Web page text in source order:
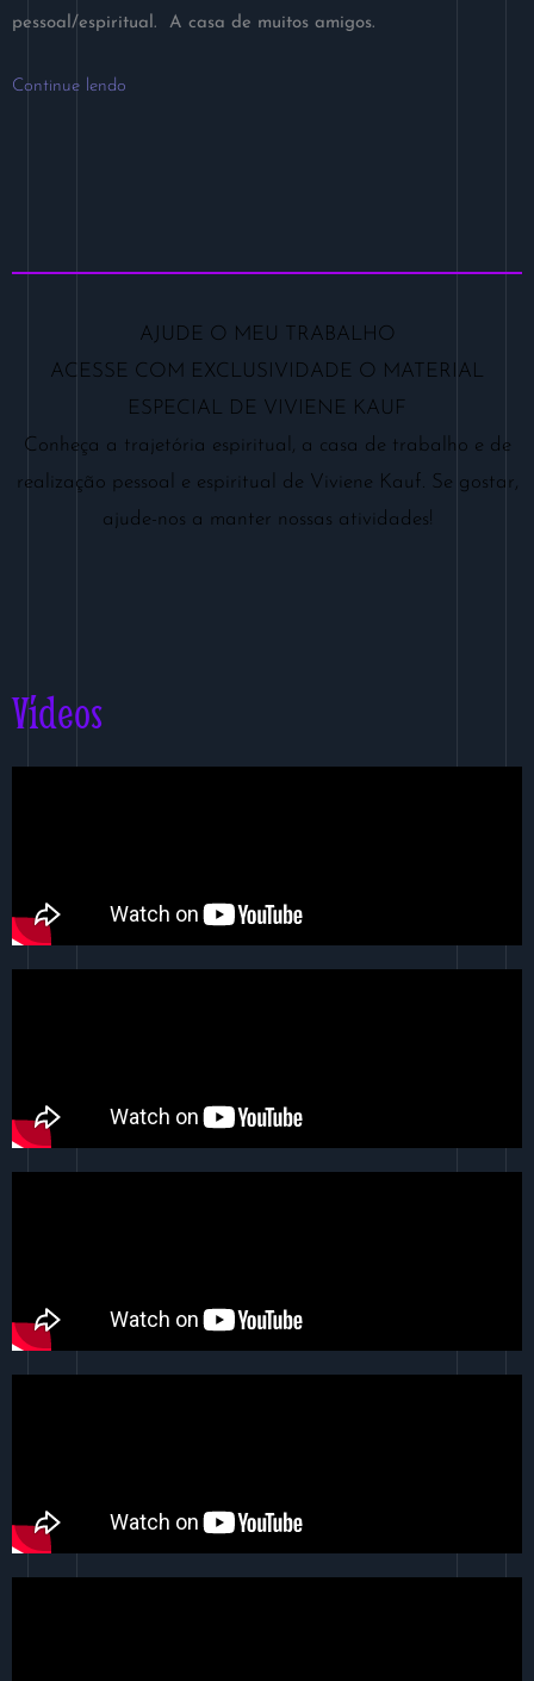
pessoal/espiritual. A casa de muitos amigos.
Continue lendo
AJUDE O MEU TRABALHO
ACESSE COM EXCLUSIVIDADE O MATERIAL
ESPECIAL DE VIVIENE KAUF
Conheça a trajetória espiritual, a casa de trabalho e de
realização pessoal e espiritual de Viviene Kauf. Se gostar,
ajude-nos a manter nossas atividades!
Vídeos